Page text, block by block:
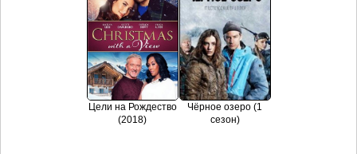
Цели на Рождество
(2018)
Чёрное озеро (1
сезон)